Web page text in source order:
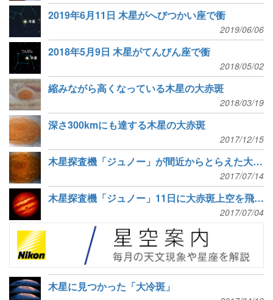
2019年6月11日 木星がへびつかい座で衝
2019/06/06
2018年5月9日 木星がてんびん座で衝
2018/05/02
縮みながら高くなっている木星の大赤斑
2018/03/19
深さ300kmにも達する木星の大赤斑
2017/12/15
木星探査機「ジュノー」が間近からとらえた大赤斑
2017/07/14
木星探査機「ジュノー」11日に大赤斑上空を飛行、「すばる」などが支援観測
2017/07/04
木星に見つかった「大冷斑」